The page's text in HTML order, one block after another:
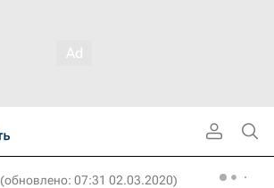
(обновлено: 07:31 02.03.2020)